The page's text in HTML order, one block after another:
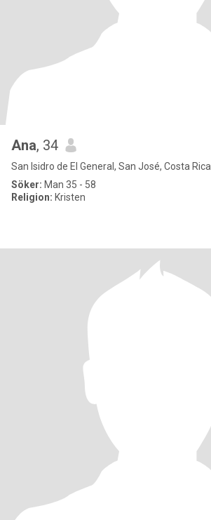
Ana, 34
San Isidro de El General, San José, Costa Rica
Söker: Man 35 - 58
Religion: Kristen